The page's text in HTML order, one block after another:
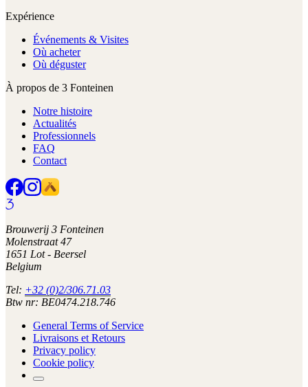
Expérience
Événements & Visites
Où acheter
Où déguster
À propos de 3 Fonteinen
Notre histoire
Actualités
Professionnels
FAQ
Contact
Brouwerij 3 Fonteinen
Molenstraat 47
1651 Lot - Beersel
Belgium
Tel: +32 (0)2/306.71.03
Btw nr: BE0474.218.746
General Terms of Service
Livraisons et Retours
Privacy policy
Cookie policy